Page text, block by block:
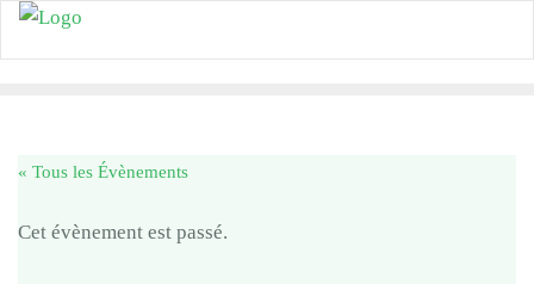
Skip
« Tous les Évènements
Cet évènement est passé.